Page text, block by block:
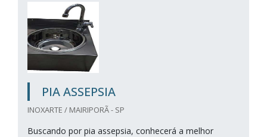
PIA ASSEPSIA
INOXARTE / MAIRIPORÃ - SP
Buscando por pia assepsia, conhecerá a melhor